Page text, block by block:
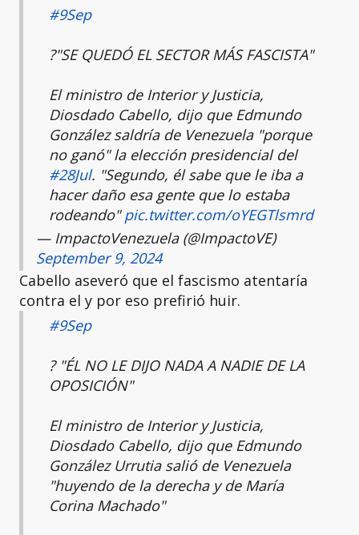
#9Sep
?️"SE QUEDÓ EL SECTOR MÁS FASCISTA"
El ministro de Interior y Justicia,
Diosdado Cabello, dijo que Edmundo
González saldría de Venezuela "porque
no ganó" la elección presidencial del
#28Jul. "Segundo, él sabe que le iba a
hacer daño esa gente que lo estaba
rodeando"pic.twitter.com/oYEGTlsmrd
— ImpactoVenezuela (@ImpactoVE)
September 9, 2024
Cabello aseveró que el fascismo atentaría
contra el y por eso prefirió huir.
#9Sep
?️ "ÉL NO LE DIJO NADA A NADIE DE LA
OPOSICIÓN"
El ministro de Interior y Justicia,
Diosdado Cabello, dijo que Edmundo
González Urrutia salió de Venezuela
"huyendo de la derecha y de María
Corina Machado"